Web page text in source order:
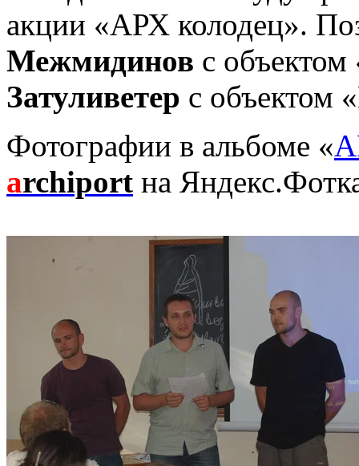
акции «АРХ колодец».
Межмидинов с
Затуливетер с объектом
Фотографии в альбоме «
archiport на